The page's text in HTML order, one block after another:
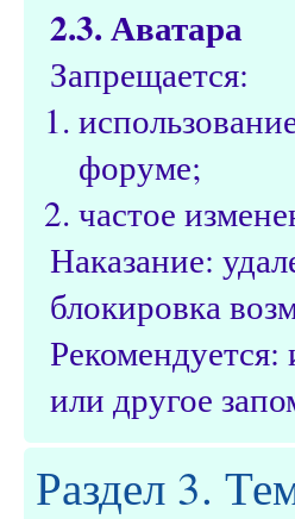
2.3. Аватара
Запрещается:
форуме;
частое
Наказание:
блокировка
или другое
Раздел 3.